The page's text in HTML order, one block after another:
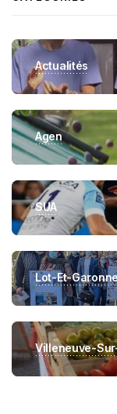
Actualités
Agen
SUA
Lot-Et-
Villeneuve-